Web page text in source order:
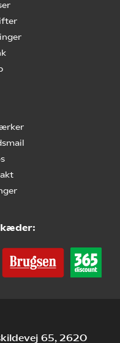
kæder:
65, 2620